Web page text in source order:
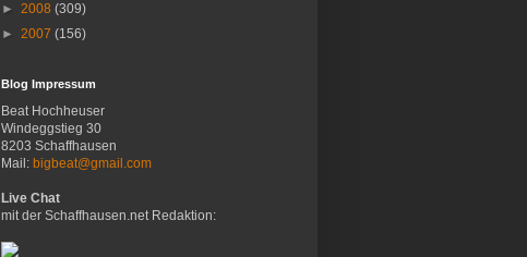
► 2008 (309)
► 2007 (156)
Blog Impressum
Beat Hochheuser
Windeggstieg 30
8203 Schaffhausen
Mail: bigbeat@gmail.com
Live Chat
mit der Schaffhausen.net Redaktion: